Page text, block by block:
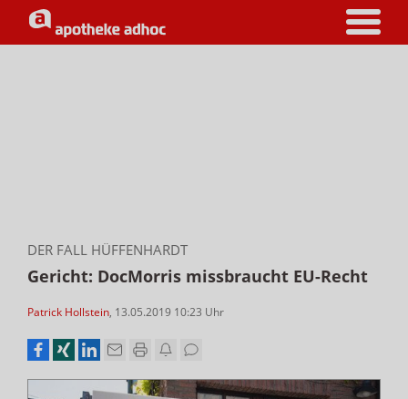
DER FALL HÜFFENHARDT
Gericht: DocMorris missbraucht EU-Recht
Patrick Hollstein, 13.05.2019 10:23 Uhr